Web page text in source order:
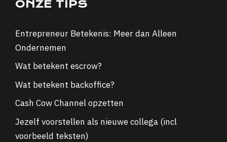
ONZE TIPS
Entrepreneur Betekenis: Meer dan Alleen
Ondernemen
Wat betekent escrow?
Wat betekent backoffice?
Cash Cow Channel opzetten
Jezelf voorstellen als nieuwe collega (incl
voorbeeld teksten)